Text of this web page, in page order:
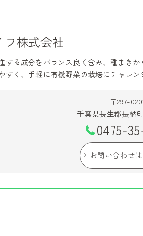
フ株式会社
する成分をバランス良く含み、種まき
すく、手軽に有機野菜の栽培にチャレン
〒297-
千葉県長生郡長柄
0475-
お問い合わせ